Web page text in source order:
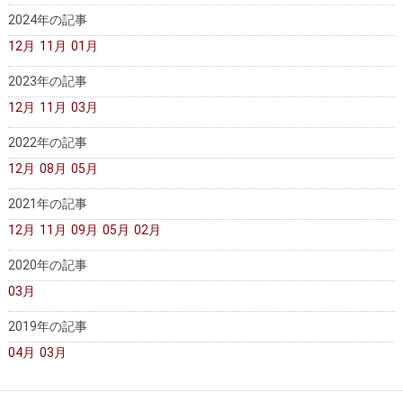
2024年の記事
12月 11月 01月
2023年の記事
12月 11月 03月
2022年の記事
12月 08月 05月
2021年の記事
12月 11月 09月 05月 02月
2020年の記事
03月
2019年の記事
04月 03月